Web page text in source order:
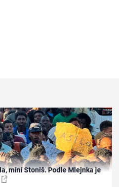
míní Stoniš. Podle Mlejnka je